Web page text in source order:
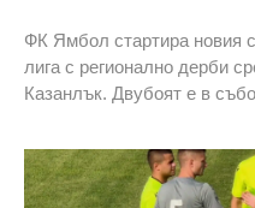
ФК Ямбол стартира новия
лига с регионално дерби
Казанлък. Двубоят е в